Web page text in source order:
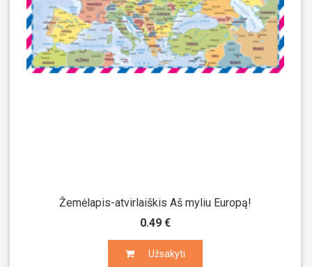
Žemėlapis-atvirlaiškis Aš myliu Europą!
0.49 €
Užsakyti
Užsakyti